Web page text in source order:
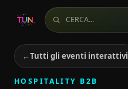
Cerca sul sito
←Tutti gli eventi interattivi
HOSPITALITY B2B